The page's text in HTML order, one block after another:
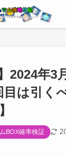
2024年3
は引く
BOX確率検証